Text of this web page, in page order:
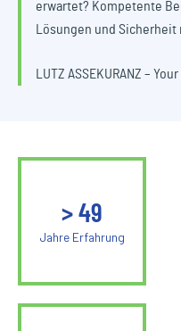
erwartet? Kompetente
Lösungen und
LUTZ ASSEKURANZ –
>50
Jahre Erfahrung